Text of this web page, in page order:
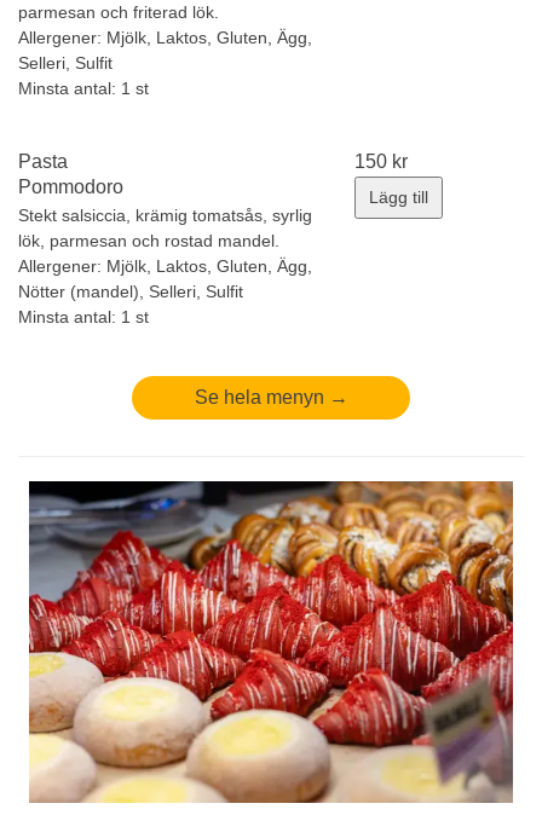
parmesan och friterad lök.
Allergener: Mjölk, Laktos, Gluten, Ägg,
Selleri, Sulfit
Minsta antal: 1 st
Pasta
Pommodoro
Stekt salsiccia, krämig tomatsås, syrlig
lök, parmesan och rostad mandel.
Allergener: Mjölk, Laktos, Gluten, Ägg,
Nötter (mandel), Selleri, Sulfit
Minsta antal: 1 st
150 kr
Lägg till
Se hela menyn →